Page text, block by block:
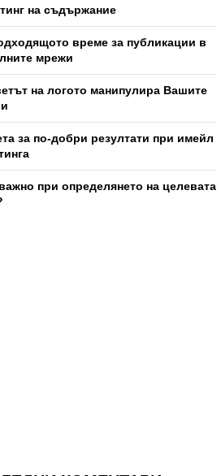
на съдържание
време за публикации в
мрежи
на логото манипулира Вашите
за по-добри резултати при имейл
при определянето на целевата